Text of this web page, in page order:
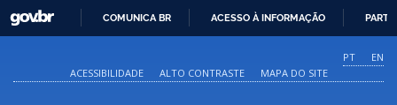
O
CONTEÚDO
GOVBR
COMUNICA BR ACESSO À INFORMAÇÃO
PT
EN
ACESSIBILIDADE
ALTO CONTRASTE MAPA DO SITE